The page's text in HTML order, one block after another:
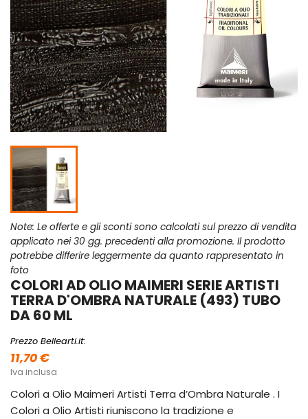
Note: Le offerte e gli sconti sono calcolati sul prezzo di vendita
applicato nei 30 gg. precedenti alla promozione. Il prodotto
potrebbe differire leggermente da quanto rappresentato in
foto
COLORI AD OLIO MAIMERI SERIE ARTISTI
TERRA D'OMBRA NATURALE (493) TUBO
DA 60 ML
Prezzo Bellearti.it:
11,70 €
Iva inclusa
Colori a Olio Maimeri Artisti Terra d’Ombra Naturale . I
Colori a Olio Artisti riuniscono la tradizione e